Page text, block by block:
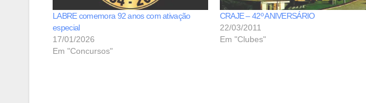
LABRE comemora 92 anos com ativação
especial
17/01/2026
Em "Concursos"
CRAJE – 42º ANIVERSÁRIO
22/03/2011
Em "Clubes"